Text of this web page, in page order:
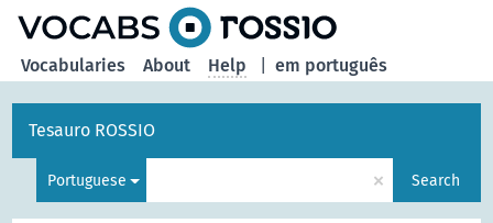
em português
Vocabularies About Help
Tesauro ROSSIO
Portuguese × Search